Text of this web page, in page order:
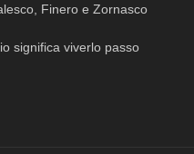
Finero e Zornasco
significa viverlo passo